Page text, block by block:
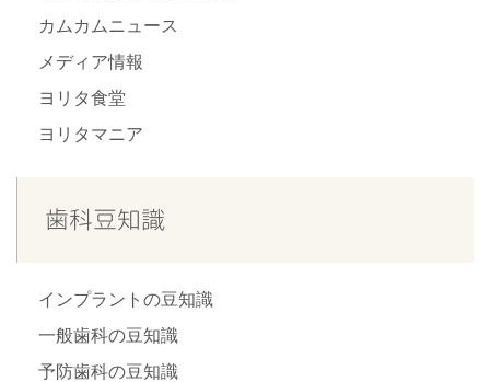
カムカムニュース
メディア情報
ヨリタ食堂
ヨリタマニア
歯科豆知識
インプラントの豆知識
一般歯科の豆知識
予防歯科の豆知識